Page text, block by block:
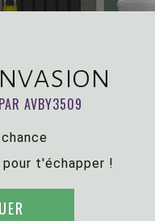
AVBY3509
pour t'échapper !